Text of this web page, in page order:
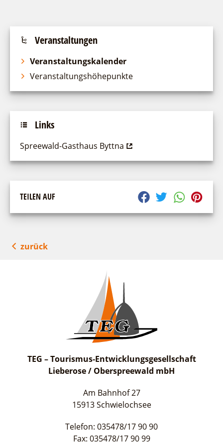
Veranstaltungen
Veranstaltungskalender
Veranstaltungshöhepunkte
Links
Spreewald-Gasthaus Byttna
TEILEN AUF
zurück
TEG – Tourismus-Entwicklungsgesellschaft
Lieberose / Oberspreewald mbH
Am Bahnhof 27
15913 Schwielochsee
Telefon: 035478/17 90 90
Fax: 035478/17 90 99